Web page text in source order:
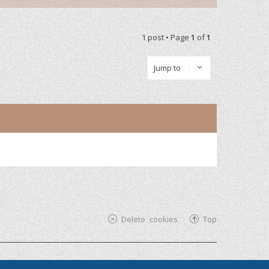
T
o
p
1 post • Page1of1
Jump to
Top
Delete cookies